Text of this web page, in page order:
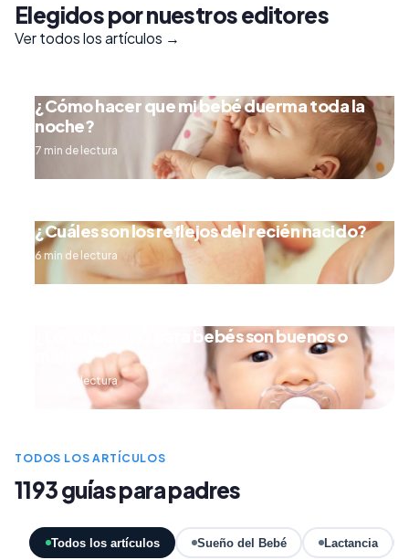
Elegidos por nuestros editores
Ver todos los artículos →
¿Cómo hacer que mi bebé duerma toda la
noche?
7 min de lectura
¿Cuáles son los reflejos del recién nacido?
6 min de lectura
¿Los chupones para bebés son buenos o
malos?
5 min de lectura
TODOS LOS ARTÍCULOS
1193 guías para padres
Todos los artículos Sueño del Bebé Lactancia